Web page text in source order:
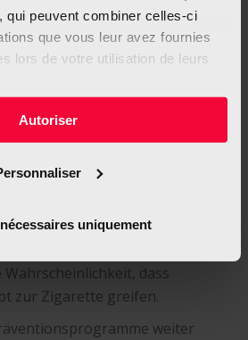
qui peuvent combiner celles-ci
que vous leur avez fournies
lors de votre utilisation de leurs
Autoriser
uniquement
fordert wirksame
Anstrengungen geleistet
dies die wirksamste Lösung, um
Kostet eine Schachtel statt
dass
zur Zigarette greifen.
weiter